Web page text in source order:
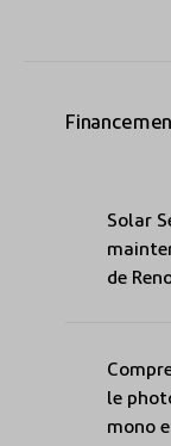
Solar
de
le
mono